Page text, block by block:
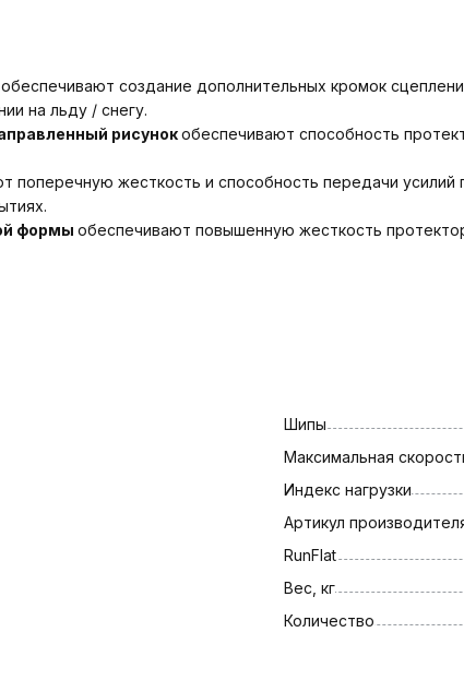
обеспечивают создание дополнительных кромок
на льду / снегу.
рисунокобеспечивают способность
поперечную жесткость и способность передачи усилий
формы обеспечивают повышенную жесткость
Шипы
Максимальная
Индекс нагрузки
Артикул
RunFlat
Вес, кг
Количество